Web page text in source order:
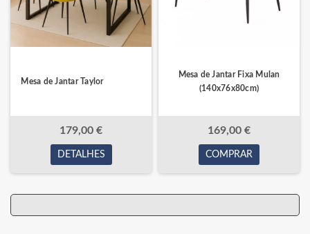
Mesa de Jantar Taylor
179,00 €
DETALHES
Mesa de Jantar Fixa Mulan
(140x76x80cm)
169,00 €
COMPRAR